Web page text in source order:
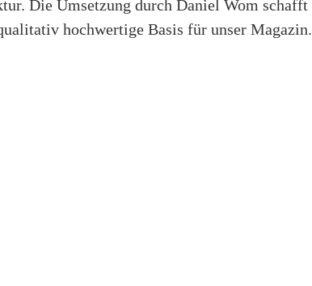
Die Umsetzung durch Daniel Wom schafft
hochwertige Basis für unser Magazin.